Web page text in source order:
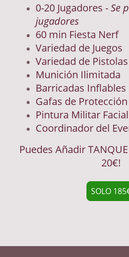
0-20 Jugadores -Se
jugadores
60 min Fiesta Nerf
Variedad de Juegos
Variedad de
Munición Ilimitada
Barricadas Inflables
Gafas de Protección
Pintura Militar Facial
Coordinador del
Puedes Añadir
20€!
SOLO